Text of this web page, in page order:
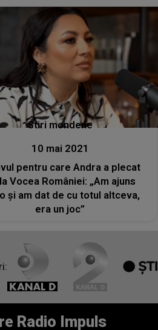
Stiri mondene
10 mai 2021
pentru care Andra a plecat
Vocea României: „Am ajuns
și am dat de cu totul altceva,
era un joc”
Radio Impuls